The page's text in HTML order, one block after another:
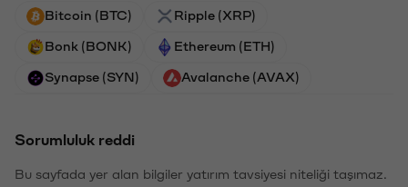
Bitcoin (BTC) Ripple (XRP)
Bonk (BONK) Ethereum (ETH)
Synapse (SYN) Avalanche (AVAX)
Sorumluluk reddi
Bu sayfada yer alan bilgiler yatırım tavsiyesi niteliği taşımaz.